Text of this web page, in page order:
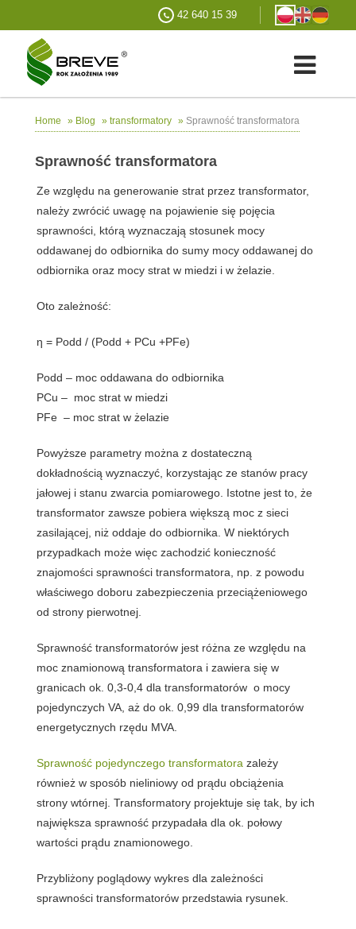
42 640 15 39
Home » Blog » transformatory » Sprawność transformatora
Sprawność transformatora
Ze względu na generowanie strat przez transformator,
należy zwrócić uwagę na pojawienie się pojęcia
sprawności, którą wyznaczają stosunek mocy
oddawanej do odbiornika do sumy mocy oddawanej do
odbiornika oraz mocy strat w miedzi i w żelazie.
Oto zależność:
η = Podd / (Podd + PCu +PFe)
Podd – moc oddawana do odbiornika
PCu – moc strat w miedzi
PFe – moc strat w żelazie
Powyższe parametry można z dostateczną
dokładnością wyznaczyć, korzystając ze stanów pracy
jałowej i stanu zwarcia pomiarowego. Istotne jest to, że
transformator zawsze pobiera większą moc z sieci
zasilającej, niż oddaje do odbiornika. W niektórych
przypadkach może więc zachodzić konieczność
znajomości sprawności transformatora, np. z powodu
właściwego doboru zabezpieczenia przeciążeniowego
od strony pierwotnej.
Sprawność transformatorów jest różna ze względu na
moc znamionową transformatora i zawiera się w
granicach ok. 0,3-0,4 dla transformatorów o mocy
pojedynczych VA, aż do ok. 0,99 dla transformatorów
energetycznych rzędu MVA.
Sprawność pojedynczego transformatora zależy
również w sposób nieliniowy od prądu obciążenia
strony wtórnej. Transformatory projektuje się tak, by ich
największa sprawność przypadała dla ok. połowy
wartości prądu znamionowego.
Przybliżony poglądowy wykres dla zależności
sprawności transformatorów przedstawia rysunek.